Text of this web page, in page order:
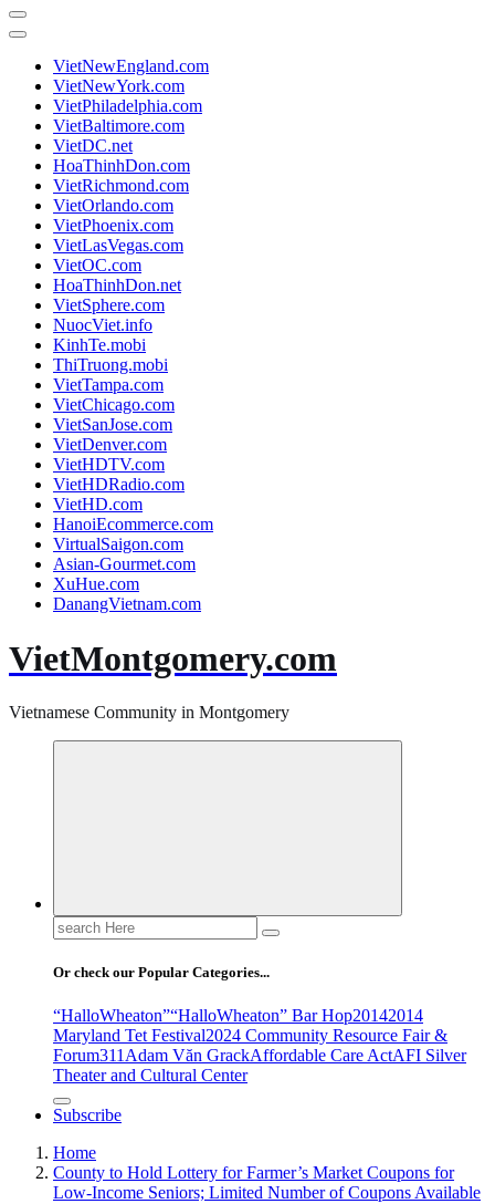
VietNewEngland.com
VietNewYork.com
VietPhiladelphia.com
VietBaltimore.com
VietDC.net
HoaThinhDon.com
VietRichmond.com
VietOrlando.com
VietPhoenix.com
VietLasVegas.com
VietOC.com
HoaThinhDon.net
VietSphere.com
NuocViet.info
KinhTe.mobi
ThiTruong.mobi
VietTampa.com
VietChicago.com
VietSanJose.com
VietDenver.com
VietHDTV.com
VietHDRadio.com
VietHD.com
HanoiEcommerce.com
VirtualSaigon.com
Asian-Gourmet.com
XuHue.com
DanangVietnam.com
VietMontgomery.com
Vietnamese Community in Montgomery
Search
for:
Or check our Popular Categories...
“HalloWheaton”“HalloWheaton” Bar Hop20142014
Maryland Tet Festival2024 Community Resource Fair &
Forum311Adam Văn GrackAffordable Care ActAFI Silver
Theater and Cultural Center
Subscribe
Home
County to Hold Lottery for Farmer’s Market Coupons for
Low-Income Seniors; Limited Number of Coupons Available